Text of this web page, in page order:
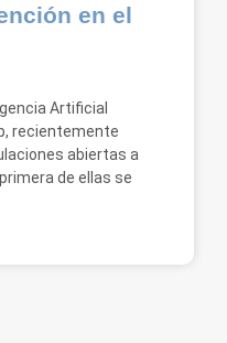
en el
Artificial
recientemente
abiertas a
de ellas se